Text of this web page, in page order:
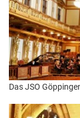
Das JSO